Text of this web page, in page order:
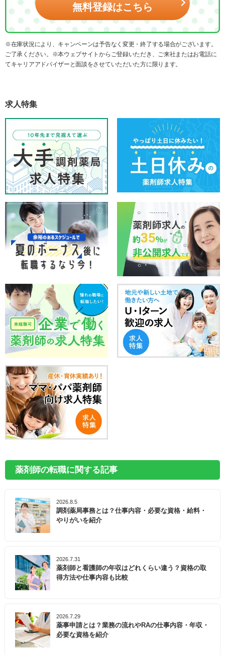
無料登録はこちら
※在庫状況により、キャンペーンは予告なく変更・終了する場合がございます。
ご了承ください。※本ウェブサイトからご登録いただき、ご来社またはお電話に
てキャリアアドバイザーと面談をさせていただいた方に限ります。
求人特集
薬剤師の転職に関する記事
2026.8.5
調剤薬局事務とは？仕事内容・必要な資格・給料・
やりがいを紹介
2026.7.31
薬剤師と看護師の年収はどれくらい違う？資格の取
得方法や仕事内容も比較
2026.7.29
薬事申請とは？業務の流れやRAの仕事内容・年収・
必要な資格を紹介